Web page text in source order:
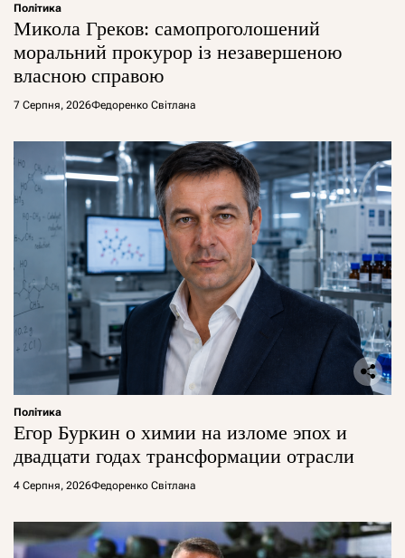
Політика
Микола Греков: самопроголошений
моральний прокурор із незавершеною
власною справою
7 Серпня, 2026Федоренко Світлана
Політика
Егор Буркин о химии на изломе эпох и
двадцати годах трансформации отрасли
4 Серпня, 2026Федоренко Світлана